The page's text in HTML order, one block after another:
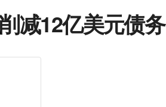
减12亿美元债务